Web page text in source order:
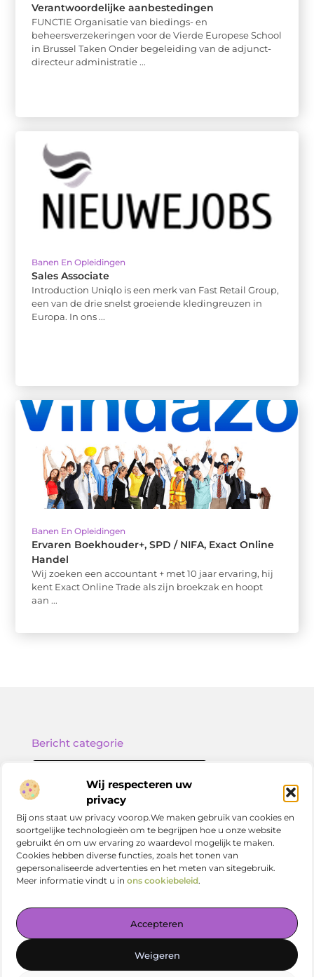
Wij respecteren uw
privacy
Bij ons staat uw privacy voorop.We maken gebruik van cookies en
soortgelijke technologieën om te begrijpen hoe u onze website
gebruikt én om uw ervaring zo waardevol mogelijk te maken.
Cookies hebben diverse functies, zoals het tonen van
gepersonaliseerde advertenties en het meten van sitegebruik.
Meer informatie vindt u in ons cookiebeleid.
Accepteren
Weigeren
Verantwoordelijke aanbestedingen
FUNCTIE Organisatie van biedings- en
beheersverzekeringen voor de Vierde Europese School
in Brussel Taken Onder begeleiding van de adjunct-
directeur administratie ...
Banen En Opleidingen
Sales Associate
Introduction Uniqlo is een merk van Fast Retail Group,
een van de drie snelst groeiende kledingreuzen in
Europa. In ons ...
Banen En Opleidingen
Ervaren Boekhouder+, SPD / NIFA, Exact Online
Handel
Wij zoeken een accountant + met 10 jaar ervaring, hij
kent Exact Online Trade als zijn broekzak en hoopt
aan ...
Jouw centrale plek voor kennis en inspiratie
— Verdiep je in prikkelende artikelen, slimme tips en
vandaag met ontdekken op vetlog.nl!
Onze informatie
Bericht categorie